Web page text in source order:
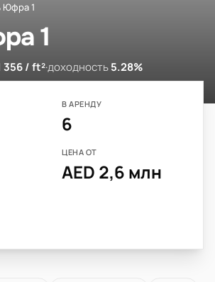
Юфра 1
1
356 / ft²·доходность5.28%
В АРЕНДУ
6
ЦЕНА ОТ
AED 2,6 млн